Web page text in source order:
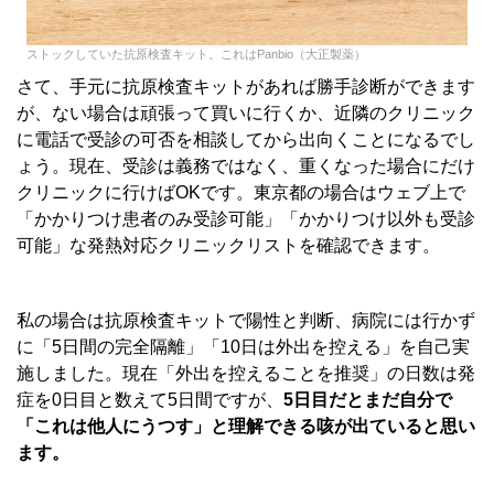
ストックしていた抗原検査キット。これはPanbio（大正製薬）
さて、手元に抗原検査キットがあれば勝手診断ができます
が、ない場合は頑張って買いに行くか、近隣のクリニック
に電話で受診の可否を相談してから出向くことになるでし
ょう。現在、受診は義務ではなく、重くなった場合にだけ
クリニックに行けばOKです。東京都の場合はウェブ上で
「かかりつけ患者のみ受診可能」「かかりつけ以外も受診
可能」な発熱対応クリニックリストを確認できます。
私の場合は抗原検査キットで陽性と判断、病院には行かず
に「5日間の完全隔離」「10日は外出を控える」を自己実
施しました。現在「外出を控えることを推奨」の日数は発
症を0日目と数えて5日間ですが、 5日目だとまだ自分で
「これは他人にうつす」と理解できる咳が出ていると思い
ます。